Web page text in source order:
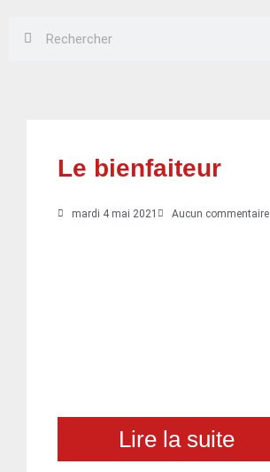
Le bienfaiteur
mardi 4 mai 2021 Aucun commentaire
Lire la suite